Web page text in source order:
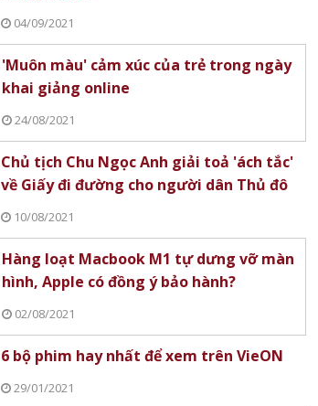
04/09/2021
'Muôn màu' cảm xúc của trẻ trong ngày
khai giảng online
24/08/2021
Chủ tịch Chu Ngọc Anh giải toả 'ách tắc'
về Giấy đi đường cho người dân Thủ đô
10/08/2021
Hàng loạt Macbook M1 tự dưng vỡ màn
hình, Apple có đồng ý bảo hành?
02/08/2021
6 bộ phim hay nhất để xem trên VieON
29/01/2021